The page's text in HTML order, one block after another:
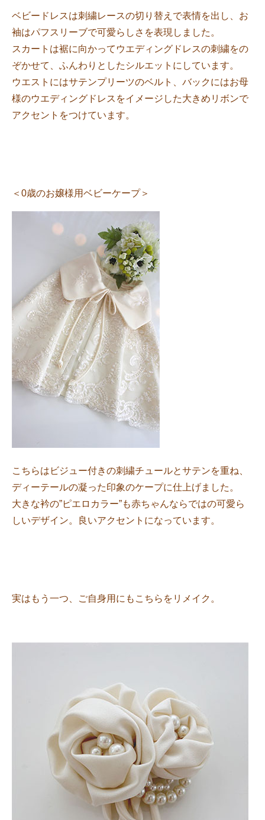
ベビードレスは刺繍レースの切り替えで表情を出し、お
袖はパフスリーブで可愛らしさを表現しました。
スカートは裾に向かってウエディングドレスの刺繍をの
ぞかせて、ふんわりとしたシルエットにしています。
ウエストにはサテンプリーツのベルト、バックにはお母
様のウエディングドレスをイメージした大きめリボンで
アクセントをつけています。
＜0歳のお嬢様用ベビーケープ＞
こちらはビジュー付きの刺繍チュールとサテンを重ね、
ディーテールの凝った印象のケープに仕上げました。
大きな衿の”ピエロカラー”も赤ちゃんならではの可愛ら
しいデザイン。良いアクセントになっています。
実はもう一つ、ご自身用にもこちらをリメイク。